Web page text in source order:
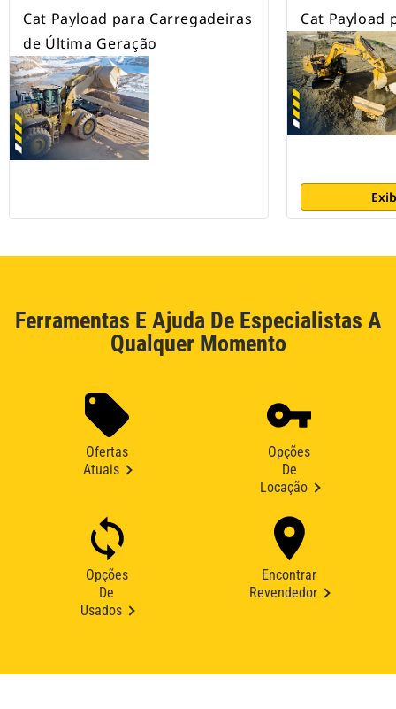
Cat Payload para Carregadeiras
de Última Geração
Cat Payload
Ferramentas E Ajuda De Especialistas A
Qualquer Momento
Ofertas
Atuais
Opções
De
Locação
Opções
De
Usados
Encontrar
Revendedor